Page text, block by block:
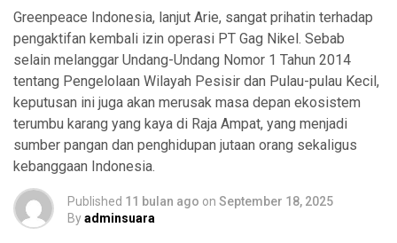
Greenpeace Indonesia, lanjut Arie, sangat prihatin terhadap
pengaktifan kembali izin operasi PT Gag Nikel. Sebab
selain melanggar Undang-Undang Nomor 1 Tahun 2014
tentang Pengelolaan Wilayah Pesisir dan Pulau-pulau Kecil,
keputusan ini juga akan merusak masa depan ekosistem
terumbu karang yang kaya di Raja Ampat, yang menjadi
sumber pangan dan penghidupan jutaan orang sekaligus
kebanggaan Indonesia.
Published 11 bulan ago on September 18, 2025
Byadminsuara